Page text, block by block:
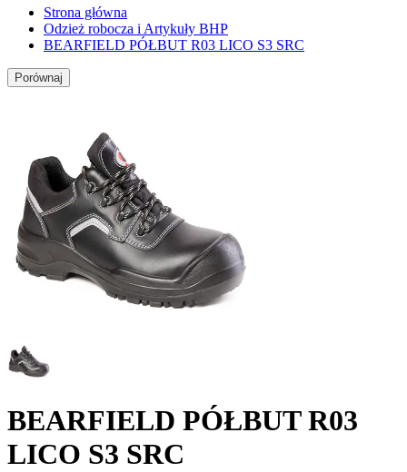
Strona główna
Odzież robocza i Artykuły BHP
BEARFIELD PÓŁBUT R03 LICO S3 SRC
Porównaj
BEARFIELD PÓŁBUT R03
LICO S3 SRC